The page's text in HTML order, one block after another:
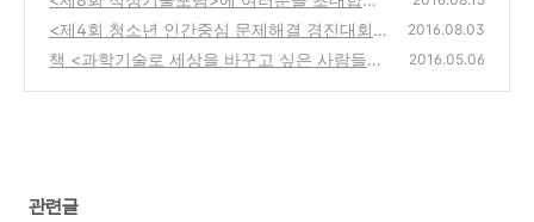
다! (현장등록 가능/사전등록 마감)
(0)
<제4회 청소년 인간중심 문제해결 경진대회>
지역예선 진출팀을 공고합니다.
(0)
2016.08.03
책 <과학기술로 세상을 바꾸고 싶은 사람들>
2016.05.06
관련글